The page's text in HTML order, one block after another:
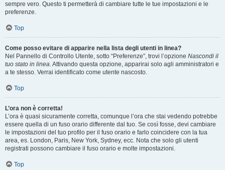
sempre vero. Questo ti permetterà di cambiare tutte le tue impostazioni e le
preferenze.
Top
Come posso evitare di apparire nella lista degli utenti in linea?
Nel Pannello di Controllo Utente, sotto “Preferenze”, trovi l’opzione Nascondi il
tuo stato in linea. Attivando questa opzione, apparirai solo agli amministratori e
a te stesso. Verrai identificato come utente nascosto.
Top
L’ora non è corretta!
L’ora è quasi sicuramente corretta, comunque l’ora che stai vedendo potrebbe
essere quella di un fuso orario differente dal tuo. Se così fosse, devi cambiare
le impostazioni del tuo profilo per il fuso orario e farlo coincidere con la tua
area, es. London, Paris, New York, Sydney, ecc. Nota che solo gli utenti
registrati possono cambiare il fuso orario e molte impostazioni.
Top